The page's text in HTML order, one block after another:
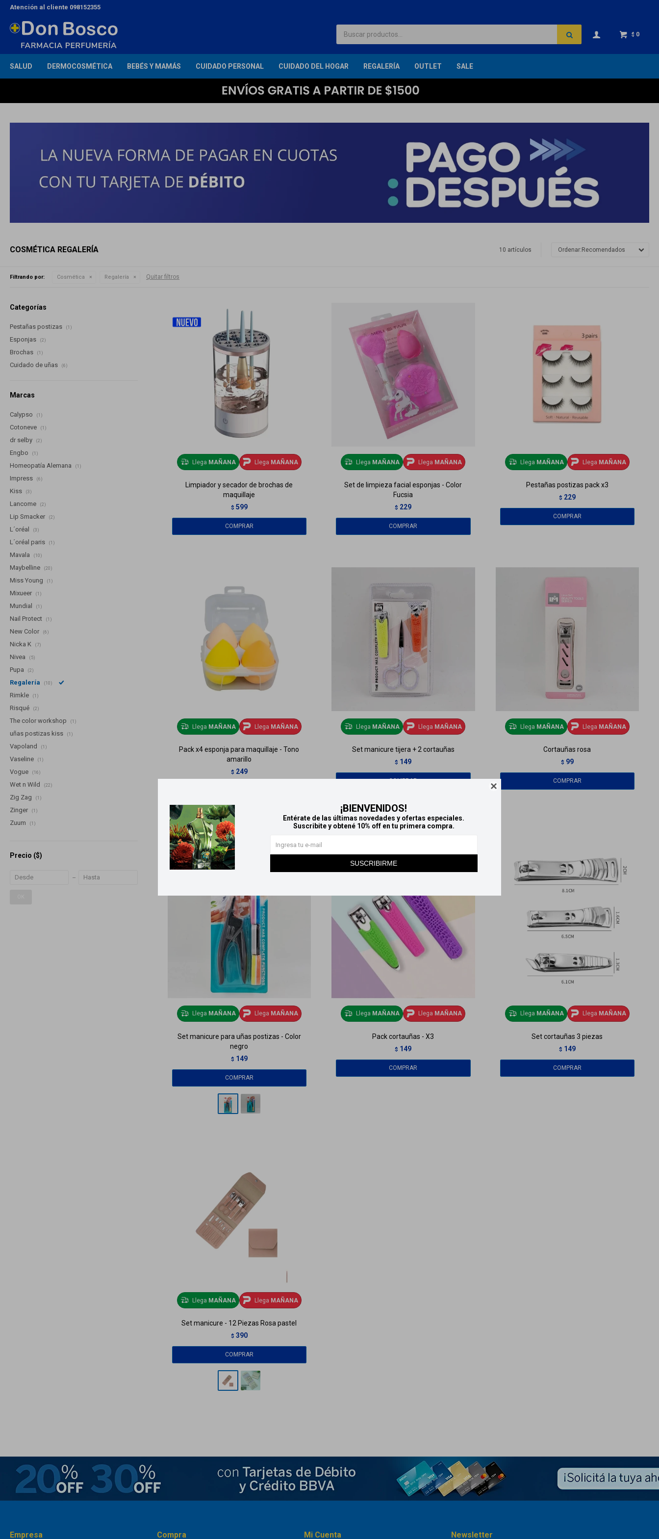

¡BIENVENIDOS!
Entérate de las últimas novedades y ofertas especiales.
Suscribite y obtené 10% off en tu primera compra.
SUSCRIBIRME
SALUD DERMOCOSMÉTICA BEBÉS Y MAMÁS CUIDADO PERSONAL CUIDADO DEL HOGAR REGALERÍA OUTLET SALE
$ 0
Atención al cliente 098152355
COSMÉTICA REGALERÍA 10 artículos Recomendados
Filtrando por: Cosmética Regalería Quitar filtros
Llega MAÑANA Llega MAÑANA
Limpiador y secador de brochas de
maquillaje
$ 599
Llega MAÑANA Llega MAÑANA
Set de limpieza facial esponjas - Color
Fucsia
$ 229
Llega MAÑANA Llega MAÑANA
Pestañas postizas pack x3
$ 229
Llega MAÑANA Llega MAÑANA
Pack x4 esponja para maquillaje - Tono
amarillo
$ 249
Llega MAÑANA Llega MAÑANA
Set manicure tijera + 2 cortauñas
$ 149
Llega MAÑANA Llega MAÑANA
Cortauñas rosa
$ 99
Llega MAÑANA Llega MAÑANA
Set manicure para uñas postizas - Color
negro
$ 149
Llega MAÑANA Llega MAÑANA
Pack cortauñas - X3
$ 149
Llega MAÑANA Llega MAÑANA
Set cortauñas 3 piezas
$ 149
Llega MAÑANA Llega MAÑANA
Set manicure - 12 Piezas Rosa pastel
$ 390
Categorías
Pestañas postizas (1)
Esponjas (2)
Brochas (1)
Cuidado de uñas (6)
Marcas
Calypso (1)
Cotoneve (1)
dr selby (2)
Engbo (1)
Homeopatía Alemana (1)
Impress (6)
Kiss (3)
Lancome (2)
Lip Smacker (2)
L´oréal (3)
L´oréal paris (1)
Mavala (10)
Maybelline (20)
Miss Young (1)
Mixueer (1)
Mundial (1)
Nail Protect (1)
New Color (6)
Nicka K (7)
Nivea (5)
Pupa (2)
Regalería (10)
Rimkle (1)
Risqué (2)
The color workshop (1)
uñas postizas kiss (1)
Vapoland (1)
Vaseline (1)
Vogue (16)
Wet n Wild (22)
Zig Zag (1)
Zinger (1)
Zuum (1)
Precio ($)
Empresa Compra Mi Cuenta Newsletter